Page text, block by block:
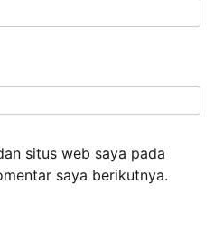
situs web saya pada
saya berikutnya.